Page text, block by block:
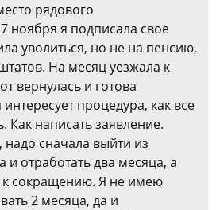
рядового
ноября я подписала свое
уволиться, но не на пенсию,
На месяц уезжала к
вернулась и готова
процедура, как все
Как написать заявление.
надо сначала выйти из
и отработать два месяца, а
к сокращению. Я не имею
2 месяца, да и